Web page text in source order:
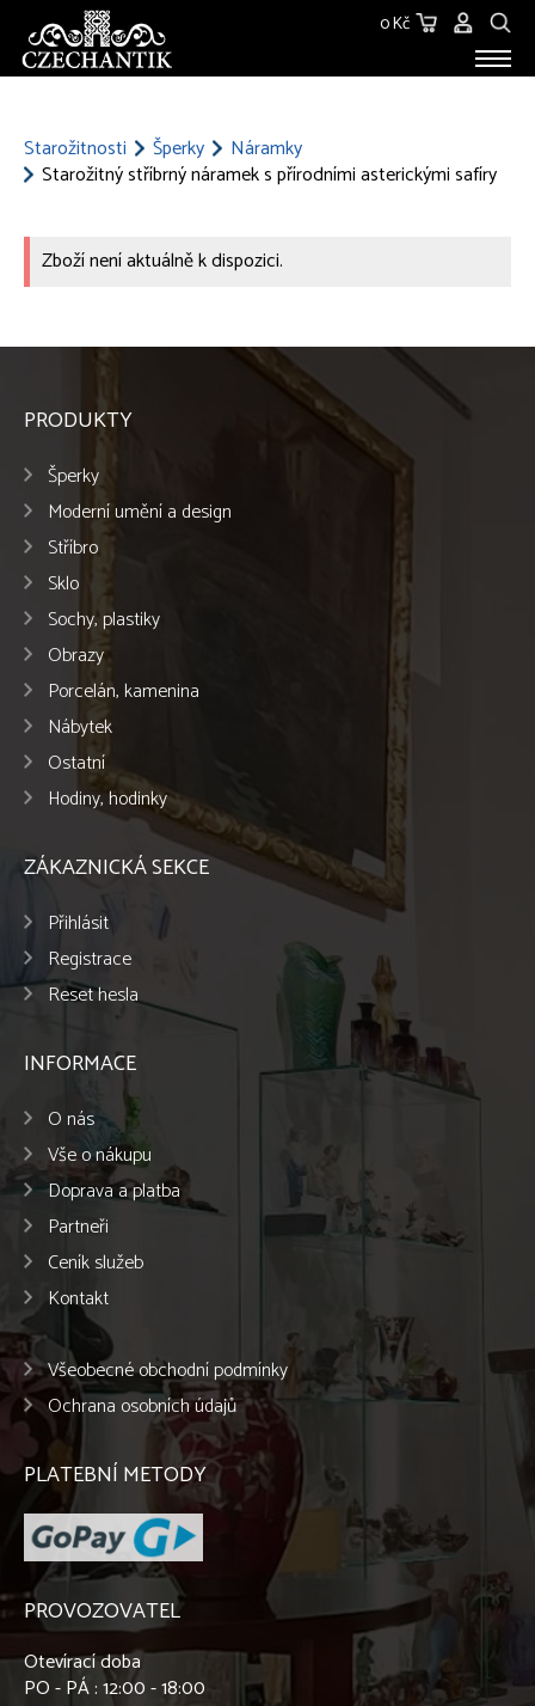
0 Kč
KONTAKT
Starožitnosti Šperky
Náramky
Starožitný stříbrný náramek s přírodními asterickými safíry
Zboží není aktuálně k dispozici.
PRODUKTY
Šperky
Moderní umění a design
Stříbro
Sklo
Sochy, plastiky
Obrazy
Porcelán, kamenina
Nábytek
Ostatní
Hodiny, hodinky
ZÁKAZNICKÁ SEKCE
Přihlásit
Registrace
Reset hesla
INFORMACE
O nás
Vše o nákupu
Doprava a platba
Partneři
Ceník služeb
Kontakt
Všeobecné obchodní podmínky
Ochrana osobních údajů
PLATEBNÍ METODY
PROVOZOVATEL
Otevírací doba
PO - PÁ : 12:00 - 18:00